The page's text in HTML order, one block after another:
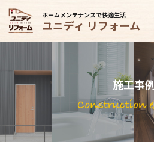
ホームメンテナンスで快適生活
ユニディ リフォーム
施工事